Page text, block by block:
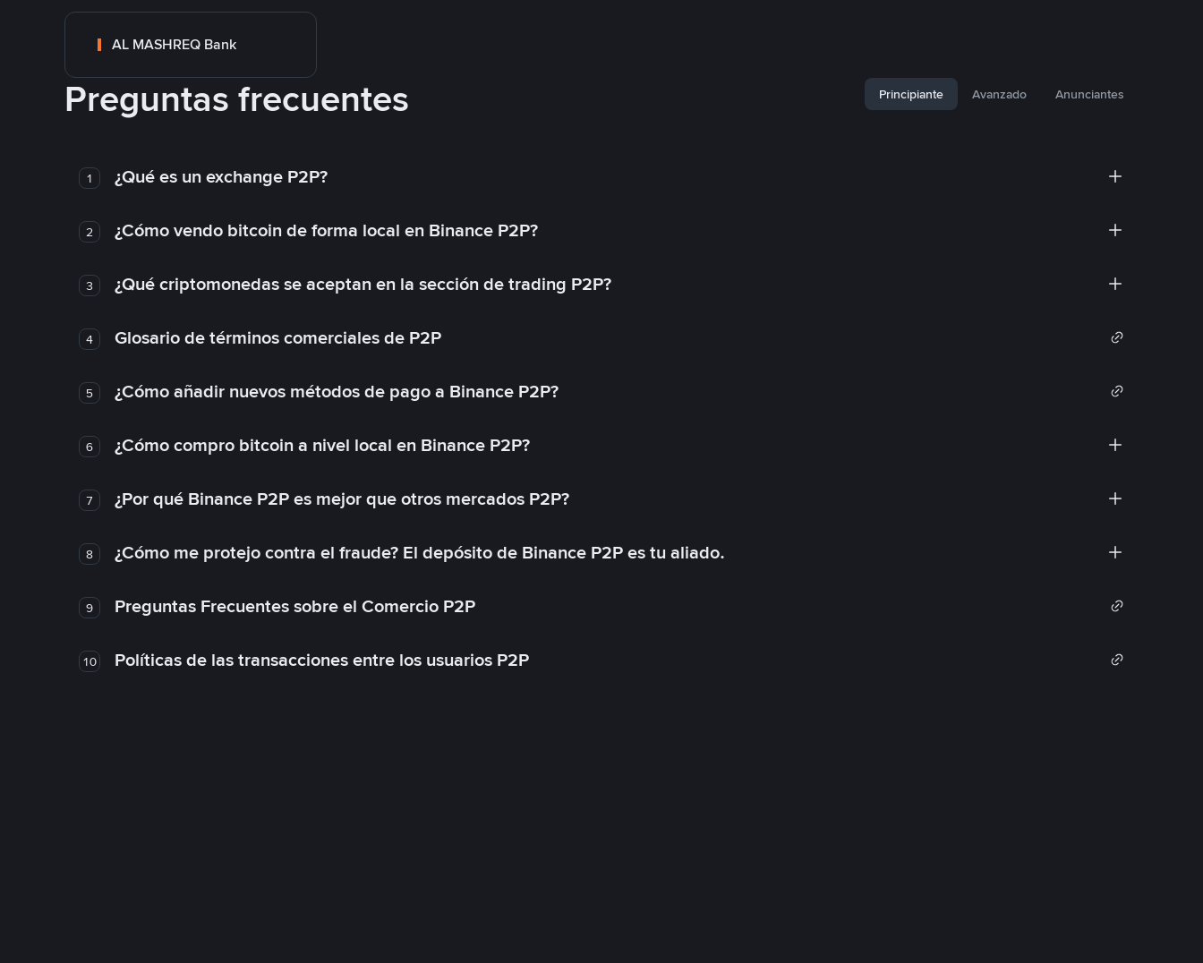
AL MASHREQ Bank
Preguntas frecuentes Principiante Avanzado Anunciantes
1 ¿Qué es un exchange P2P?
2 ¿Cómo vendo bitcoin de forma local en Binance P2P?
3 ¿Qué criptomonedas se aceptan en la sección de trading P2P?
4 Glosario de términos comerciales de P2P
5 ¿Cómo añadir nuevos métodos de pago a Binance P2P?
6 ¿Cómo compro bitcoin a nivel local en Binance P2P?
7 ¿Por qué Binance P2P es mejor que otros mercados P2P?
8 ¿Cómo me protejo contra el fraude? El depósito de Binance P2P es tu aliado.
9 Preguntas Frecuentes sobre el Comercio P2P
10 Políticas de las transacciones entre los usuarios P2P